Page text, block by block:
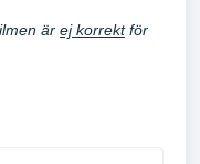
är ej korrektför